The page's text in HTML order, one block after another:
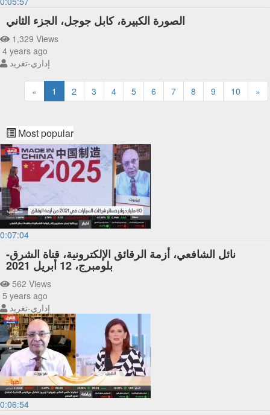
الصورة الكبيرة، كابل جوجل، الجزء الثاني
1,329 Views
4 years ago
إداري-تغريد
« 1 2 3 4 5 6 7 8 9 10 »
Most popular
0:07:04
نائل الشافعي، أزمة الرقائق الإلكترونية، قناة الشرق-
بلومبرج، 12 أبريل 2021
562 Views
5 years ago
إداري-تغريد
0:06:54